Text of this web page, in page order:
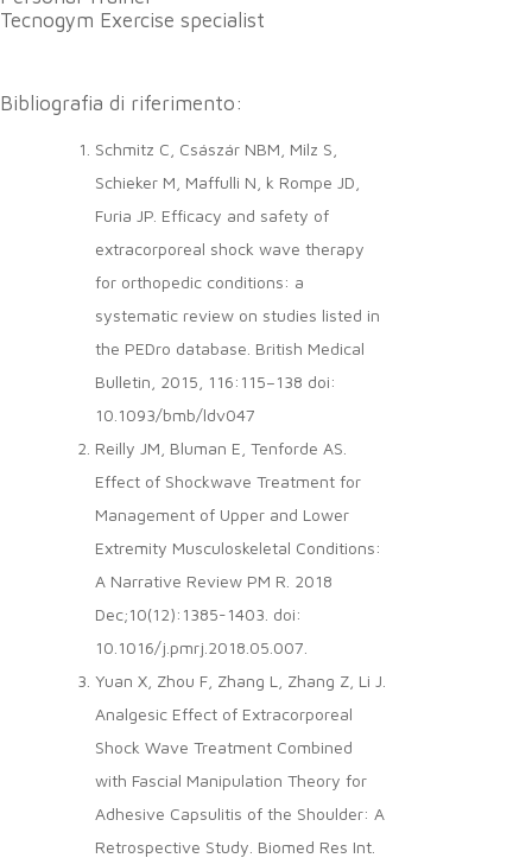
Tecnogym Exercise specialist
Bibliografia di riferimento:
Schmitz C, Császár NBM, Milz S,
Schieker M, Maffulli N, k Rompe JD,
Furia JP. Efficacy and safety of
extracorporeal shock wave therapy
for orthopedic conditions: a
systematic review on studies listed in
the PEDro database. British Medical
Bulletin, 2015, 116:115–138 doi:
10.1093/bmb/ldv047
Reilly JM, Bluman E, Tenforde AS.
Effect of Shockwave Treatment for
Management of Upper and Lower
Extremity Musculoskeletal Conditions:
A Narrative Review PM R. 2018
Dec;10(12):1385-1403. doi:
10.1016/j.pmrj.2018.05.007.
Yuan X, Zhou F, Zhang L, Zhang Z, Li J.
Analgesic Effect of Extracorporeal
Shock Wave Treatment Combined
with Fascial Manipulation Theory for
Adhesive Capsulitis of the Shoulder: A
Retrospective Study. Biomed Res Int.